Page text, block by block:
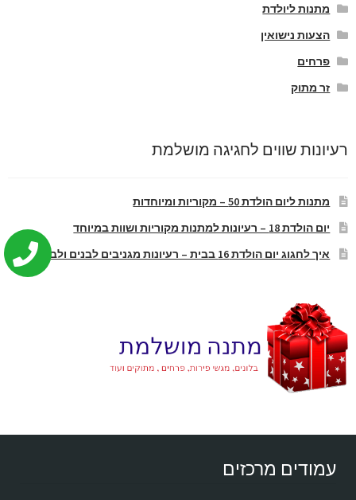
מתנות ליולדת
הצעות נישואין
פרחים
זר מתוק
רעיונות שווים לחגיגה מושלמת
מתנות ליום הולדת 50 – מקוריות ומיוחדות
יום הולדת 18 – רעיונות למתנות מקוריות ושוות במיוחד
איך לחגוג יום הולדת 16 בבית – רעיונות מגניבים לבנים ולבנות
עמודים מרכזים